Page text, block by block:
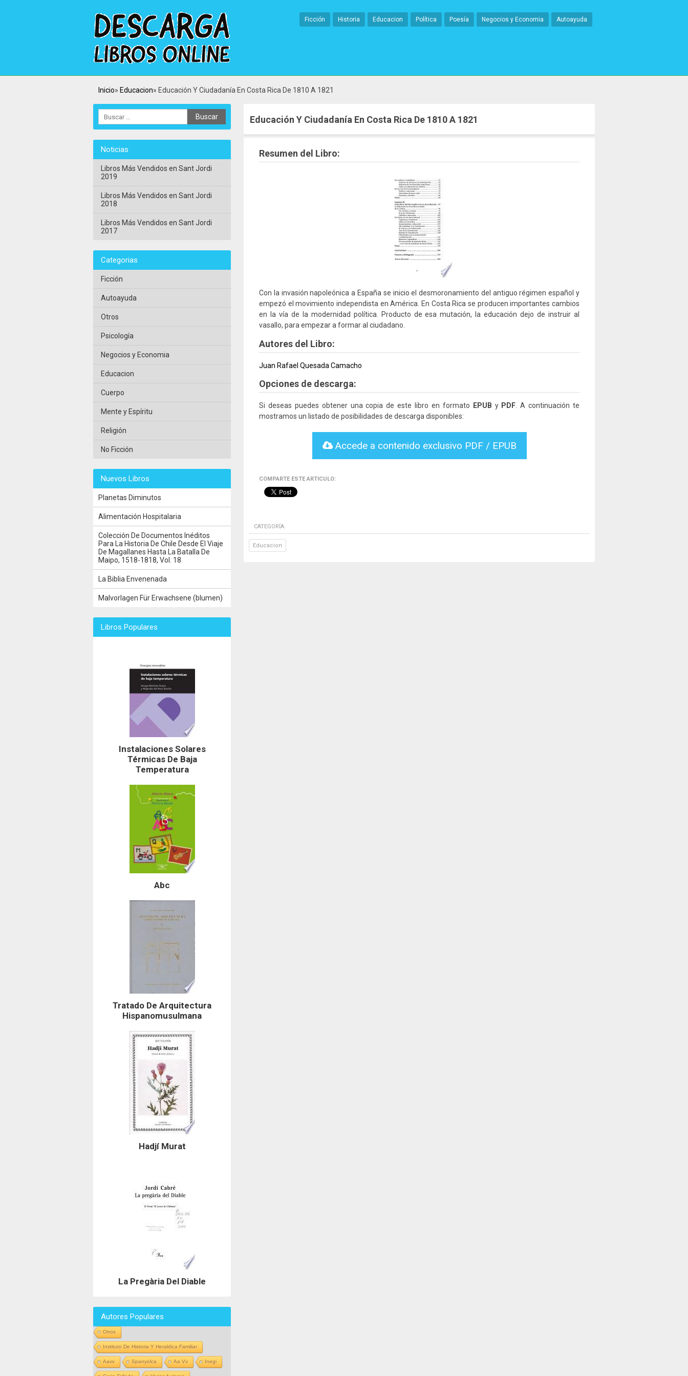
Ficción Historia Educacion Política Poesía Negocios y Economia Autoayuda
Inicio Educacion Educación Y Ciudadanía En Costa Rica De 1810 A 1821
Educación Y Ciudadanía En Costa Rica De 1810 A 1821
Resumen del Libro:
Con la invasión napoleónica a España se inicio el desmoronamiento del antiguo régimen español y
empezó el movimiento independista en América. En Costa Rica se producen importantes cambios
en la vía de la modernidad política. Producto de esa mutación, la educación dejo de instruir al
vasallo, para empezar a formar al ciudadano.
Autores del Libro:
Juan Rafael Quesada Camacho
Opciones de descarga:
Si deseas puedes obtener una copia de este libro en formato EPUB y PDF . A continuación te
mostramos un listado de posibilidades de descarga disponibles:
Accede a contenido exclusivo PDF / EPUB
COMPARTE ESTE ARTICULO:
CATEGORÍA:
Educacion
Noticias
Libros Más Vendidos en Sant Jordi
2019
Libros Más Vendidos en Sant Jordi
2018
Libros Más Vendidos en Sant Jordi
2017
Categorias
Ficción
Autoayuda
Otros
Psicología
Negocios y Economia
Educacion
Cuerpo
Mente y Espíritu
Religión
No Ficción
Nuevos Libros
Planetas Diminutos
Alimentación Hospitalaria
Colección De Documentos Inéditos
Para La Historia De Chile Desde El Viaje
De Magallanes Hasta La Batalla De
Maipo, 1518-1818, Vol. 18
La Biblia Envenenada
Malvorlagen Für Erwachsene (blumen)
Libros Populares
Instalaciones Solares
Térmicas De Baja
Temperatura
Abc
Tratado De Arquitectura
Hispanomusulmana
Hadjí Murat
La Pregària Del Diable
Autores Populares
Otros
Instituto De Historia Y Heraldica Familiar
Aavv Spanyolca Aa Vv Inegi